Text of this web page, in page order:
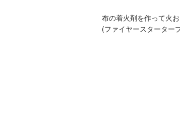
布の着火剤を作って火
(ファイヤースターター